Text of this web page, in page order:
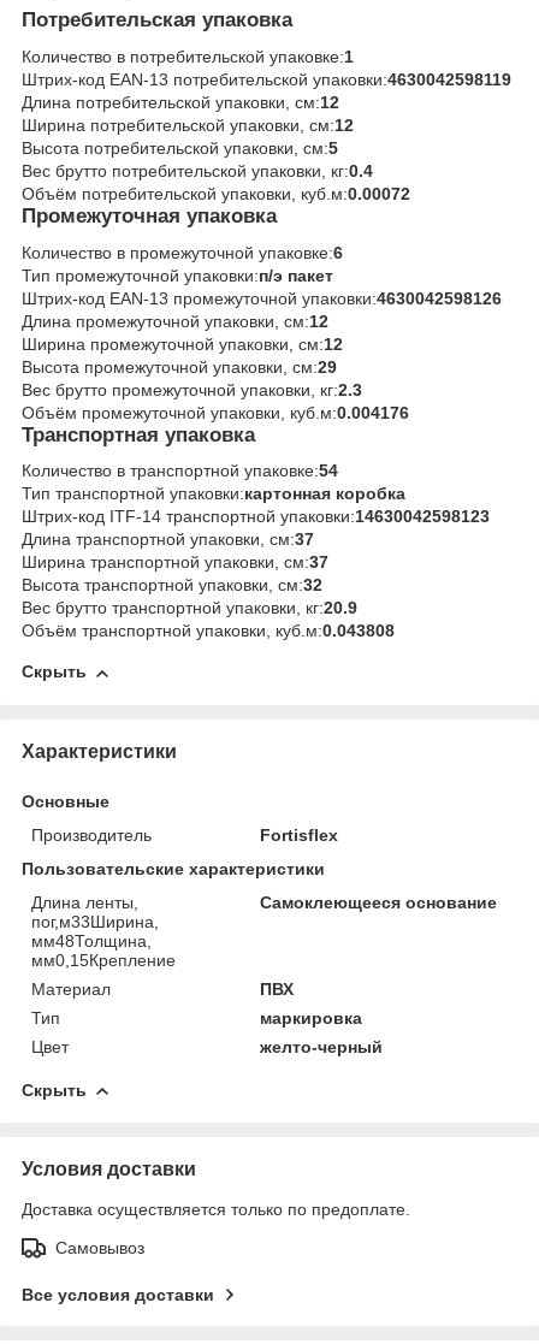
Потребительская упаковка
Количество в потребительской упаковке:1
Штрих-код EAN-13 потребительской упаковки:4630042598119
Длина потребительской упаковки, см:12
Ширина потребительской упаковки, см:12
Высота потребительской упаковки, см:5
Вес брутто потребительской упаковки, кг:0.4
Объём потребительской упаковки, куб.м:0.00072
Промежуточная упаковка
Количество в промежуточной упаковке:6
Тип промежуточной упаковки:п/э пакет
Штрих-код EAN-13 промежуточной упаковки:4630042598126
Длина промежуточной упаковки, см:12
Ширина промежуточной упаковки, см:12
Высота промежуточной упаковки, см:29
Вес брутто промежуточной упаковки, кг:2.3
Объём промежуточной упаковки, куб.м:0.004176
Транспортная упаковка
Количество в транспортной упаковке:54
Тип транспортной упаковки:картонная коробка
Штрих-код ITF-14 транспортной упаковки:14630042598123
Длина транспортной упаковки, см:37
Ширина транспортной упаковки, см:37
Высота транспортной упаковки, см:32
Вес брутто транспортной упаковки, кг:20.9
Объём транспортной упаковки, куб.м:0.043808
Скрыть
Характеристики
Основные
Производитель
Fortisflex
Пользовательские характеристики
Длина ленты,
пог,м33Ширина,
мм48Толщина,
мм0,15Крепление
Самоклеющееся основание
Материал
ПВХ
Тип
маркировка
Цвет
желто-черный
Скрыть
Условия доставки
Доставка осуществляется только по предоплате.
Самовывоз
Все условия доставки